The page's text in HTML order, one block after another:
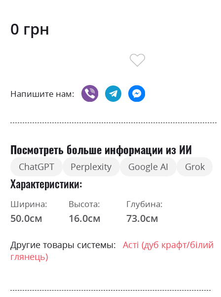
0 грн
Напишите нам:
Посмотреть больше информации из ИИ
ChatGPT Perplexity Google AI Grok
Характеристики
Ширина:
50.0см
Высота:
16.0см
Глубина:
73.0см
Другие товары системы:
Асті (дуб крафт/білий
глянець)